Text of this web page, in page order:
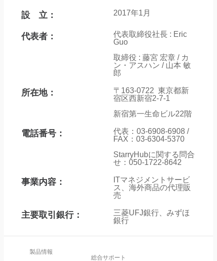
設 立： 2017年1月
代表者：
代表取締役社長 : Eric
Guo
取締役 : 藤宮 宏章 / カ
ン・アスハン / 山本 敏
郎
所在地：
〒163-0722 東京都新
宿区西新宿2-7-1
新宿第一生命ビル22階
電話番号：
代表：03-6908-6908 /
FAX：03-6304-5370
StarryHubに関する問合
せ：050-1722-8642
事業内容：
ITマネジメントサービ
ス、海外商品の代理販
売
主要取引銀行：
三菱UFJ銀行、みずほ
銀行
製品情報
総合サポート